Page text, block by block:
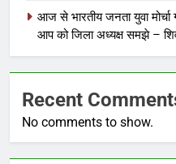
आज से भारतीय जनता युवा मोर्चा
आप को जिला अध्यक्ष समझे –
Recent
No comments to show.